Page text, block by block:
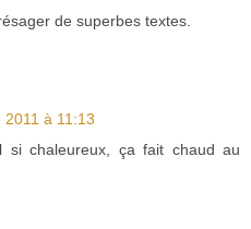
de superbes textes.
à 11:13
si chaleureux, ça fait chaud au